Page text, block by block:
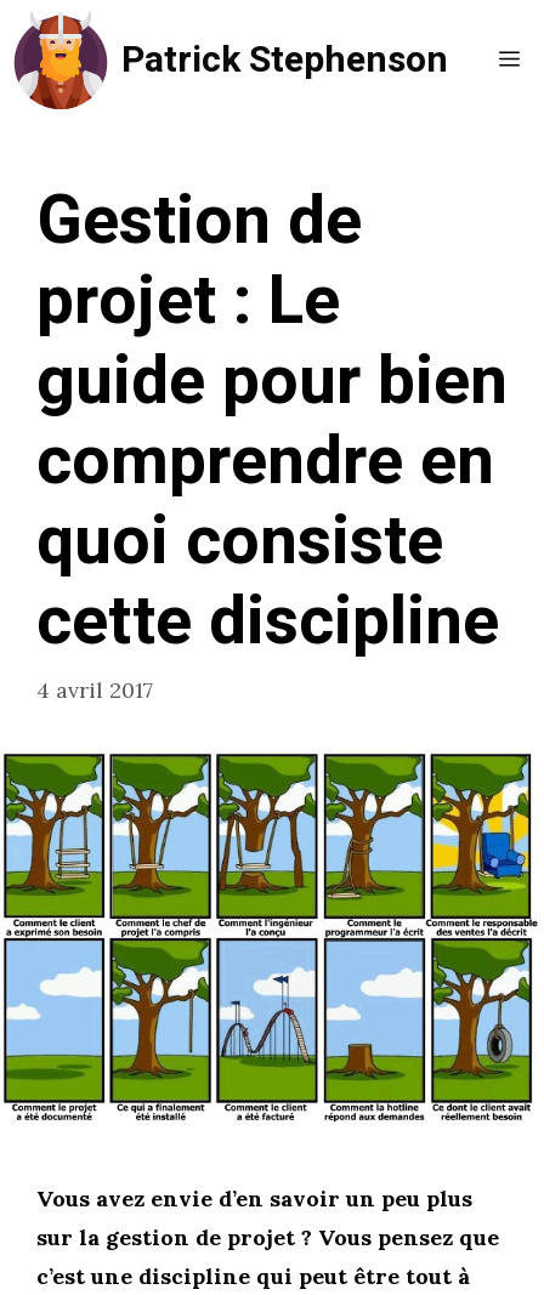
Aller
au
contenu
Patrick Stephenson
Gestion de
projet : Le
guide pour bien
comprendre en
quoi consiste
cette discipline
4 avril 2017
Vous avez envie d’en savoir un peu plus
sur la gestion de projet ? Vous pensez que
c’est une discipline qui peut être tout à